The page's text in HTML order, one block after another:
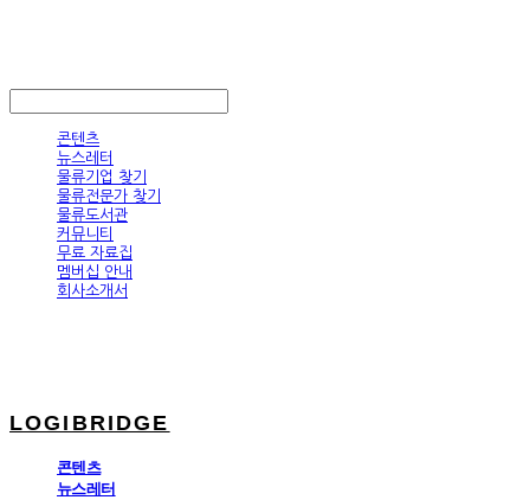
콘텐츠
뉴스레터
물류기업 찾기
물류전문가 찾기
물류도서관
커뮤니티
무료 자료집
멤버십 안내
회사소개서
LOGIBRIDGE
콘텐츠
뉴스레터